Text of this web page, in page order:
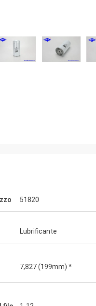
51820
Lubrificante
7,827 (199mm) *